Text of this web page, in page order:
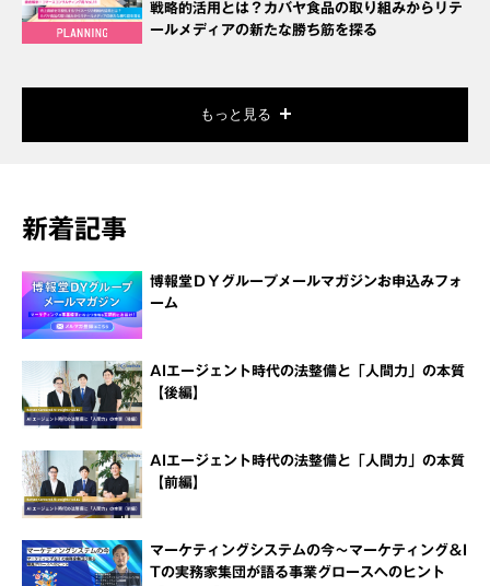
戦略的活用とは？カバヤ食品の取り組みからリテ
ールメディアの新たな勝ち筋を探る
もっと見る
新着記事
博報堂ＤＹグループメールマガジンお申込みフォ
ーム
AIエージェント時代の法整備と「人間力」の本質
【後編】
AIエージェント時代の法整備と「人間力」の本質
【前編】
マーケティングシステムの今～マーケティング＆I
Tの実務家集団が語る事業グロースへのヒント